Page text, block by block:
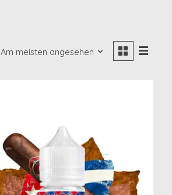
Am meisten angesehen